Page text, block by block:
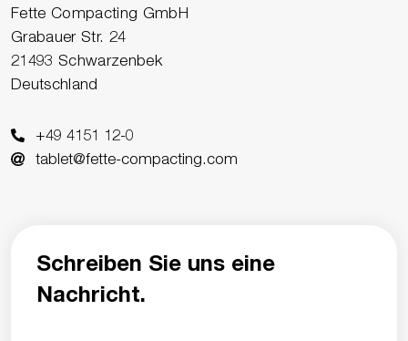
Fette Compacting GmbH
Grabauer Str. 24
21493 Schwarzenbek
Deutschland
+49 4151 12-0
tablet@fette-compacting.com
Schreiben Sie uns eine
Nachricht.